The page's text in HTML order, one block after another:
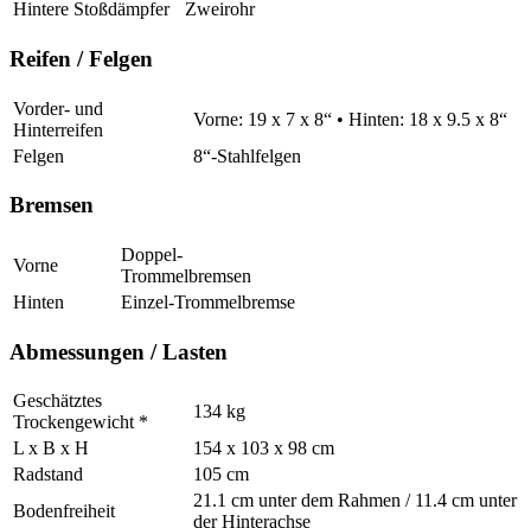
Hintere Stoßdämpfer
Zweirohr
Reifen / Felgen
Vorder- und
Hinterreifen
Vorne: 19 x 7 x 8“ • Hinten: 18 x 9.5 x 8“
Felgen
8“-Stahlfelgen
Bremsen
Vorne
Doppel-
Trommelbremsen
Hinten
Einzel-Trommelbremse
Abmessungen / Lasten
Geschätztes
Trockengewicht *
134 kg
L x B x H
154 x 103 x 98 cm
Radstand
105 cm
Bodenfreiheit
21.1 cm unter dem Rahmen / 11.4 cm unter
der Hinterachse